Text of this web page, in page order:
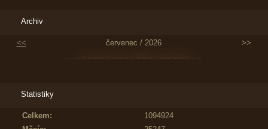
Archiv
<< červenec / 2026 >>
Statistiky
Celkem:
1094924